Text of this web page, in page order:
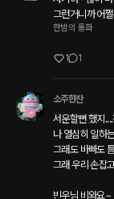
그런거니까 어
한밤의 통화
1 1
소주한잔
서운할뻔 했지
나 열심히 일하
그래도 바빠도
그래 우리 손잡
빈우님 비와요~